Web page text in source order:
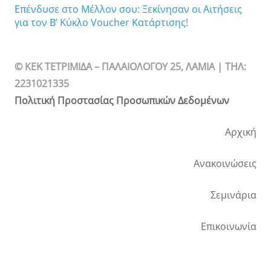
Επένδυσε στο Μέλλον σου: Ξεκίνησαν οι Αιτήσεις
για τον Β’ Κύκλο Voucher Κατάρτισης!
© ΚΕΚ ΤΕΤΡΙΜΙΔΑ – ΠΑΛΑΙΟΛΟΓΟΥ 25, ΛΑΜΙΑ | TΗΛ:
2231021335
Πολιτική Προστασίας Προσωπικών Δεδομένων
Αρχική
Ανακοινώσεις
Σεμινάρια
Επικοινωνία